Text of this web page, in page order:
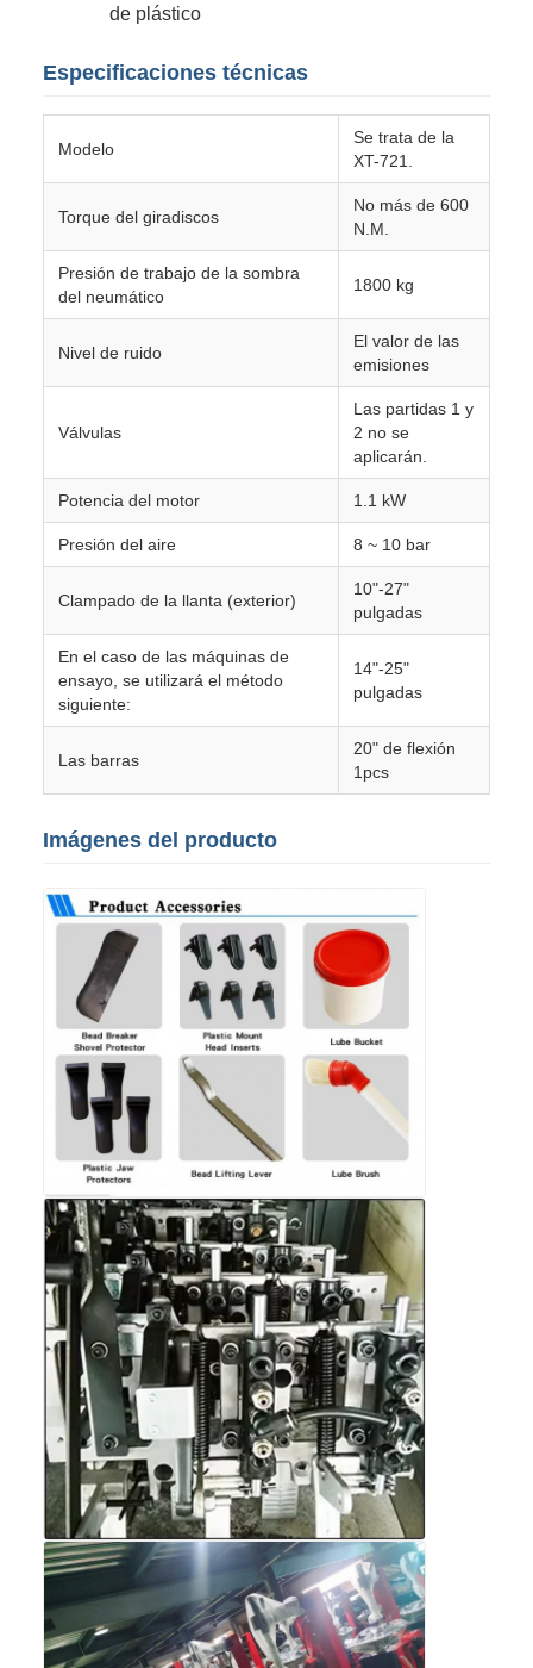
de plástico
Especificaciones técnicas
Modelo
Se trata de la
XT-721.
Torque del giradiscos
No más de 600
N.M.
Presión de trabajo de la sombra
del neumático
1800 kg
Nivel de ruido
El valor de las
emisiones
Válvulas
Las partidas 1 y
2 no se
aplicarán.
Potencia del motor 1.1 kW
Presión del aire 8 ~ 10 bar
Clampado de la llanta (exterior)
10"-27"
pulgadas
En el caso de las máquinas de
ensayo, se utilizará el método
siguiente:
14"-25"
pulgadas
Las barras
20" de flexión
1pcs
Imágenes del producto